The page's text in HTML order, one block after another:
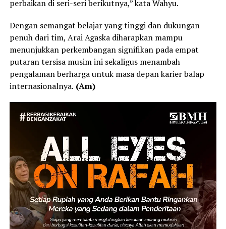
perbaikan di seri-seri berikutnya,” kata Wahyu.
Dengan semangat belajar yang tinggi dan dukungan
penuh dari tim, Arai Agaska diharapkan mampu
menunjukkan perkembangan signifikan pada empat
putaran tersisa musim ini sekaligus menambah
pengalaman berharga untuk masa depan karier balap
internasionalnya. (Am)